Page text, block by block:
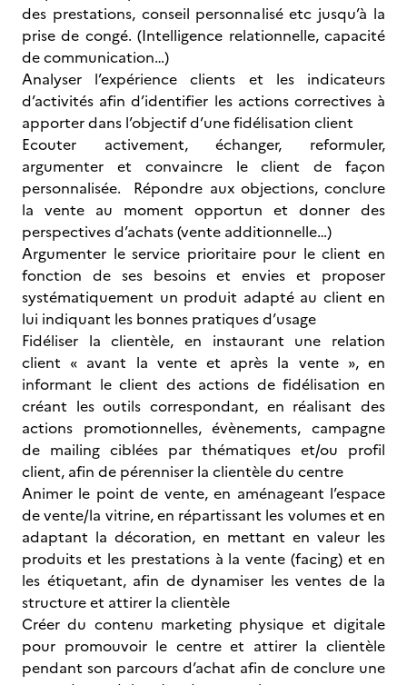
des prestations, conseil personnalisé etc jusqu’à la
prise de congé. (Intelligence relationnelle, capacité
de communication…)
Analyser l’expérience clients et les indicateurs
d’activités afin d’identifier les actions correctives à
apporter dans l’objectif d’une fidélisation client
Ecouter activement, échanger, reformuler,
argumenter et convaincre le client de façon
personnalisée. Répondre aux objections, conclure
la vente au moment opportun et donner des
perspectives d’achats (vente additionnelle…)
Argumenter le service prioritaire pour le client en
fonction de ses besoins et envies et proposer
systématiquement un produit adapté au client en
lui indiquant les bonnes pratiques d’usage
Fidéliser la clientèle, en instaurant une relation
client « avant la vente et après la vente », en
informant le client des actions de fidélisation en
créant les outils correspondant, en réalisant des
actions promotionnelles, évènements, campagne
de mailing ciblées par thématiques et/ou profil
client, afin de pérenniser la clientèle du centre
Animer le point de vente, en aménageant l’espace
de vente/la vitrine, en répartissant les volumes et en
adaptant la décoration, en mettant en valeur les
produits et les prestations à la vente (facing) et en
les étiquetant, afin de dynamiser les ventes de la
structure et attirer la clientèle
Créer du contenu marketing physique et digitale
pour promouvoir le centre et attirer la clientèle
pendant son parcours d’achat afin de conclure une